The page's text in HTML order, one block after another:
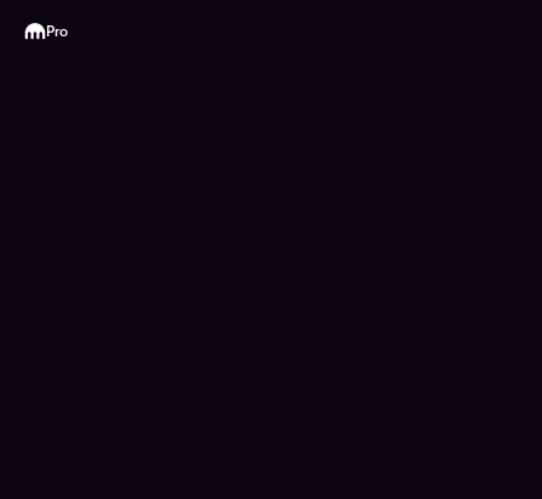
Kraken
Pro